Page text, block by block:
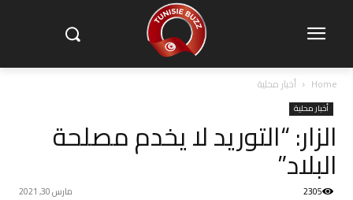
Home أخبار محلية
أخبار محلية
الزار: “التوريد لا يخدم مصلحة
البلاد”
مارس 30, 2021 2305